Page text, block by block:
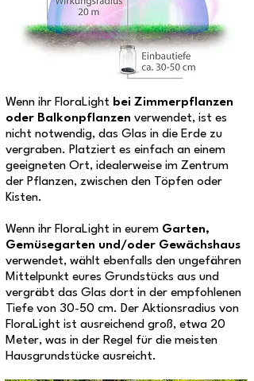
Wenn ihr FloraLight bei Zimmerpflanzen
oder Balkonpflanzen verwendet, ist es
nicht notwendig, das Glas in die Erde zu
vergraben. Platziert es einfach an einem
geeigneten Ort, idealerweise im Zentrum
der Pflanzen, zwischen den Töpfen oder
Kisten.
Wenn ihr FloraLight in eurem Garten,
Gemüsegarten und/oder Gewächshaus
verwendet, wählt ebenfalls den ungefähren
Mittelpunkt eures Grundstücks aus und
vergräbt das Glas dort in der empfohlenen
Tiefe von 30-50 cm. Der Aktionsradius von
FloraLight ist ausreichend groß, etwa 20
Meter, was in der Regel für die meisten
Hausgrundstücke ausreicht.